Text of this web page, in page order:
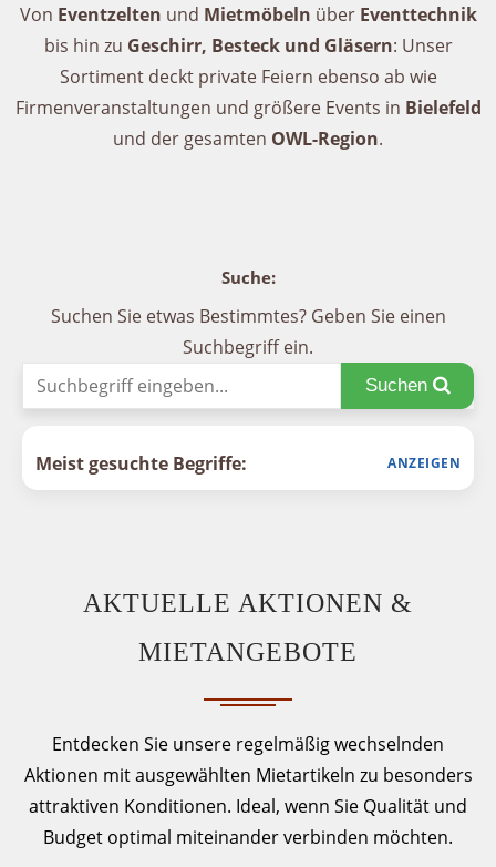
Von Eventzelten und Mietmöbeln über Eventtechnik
bis hin zu Geschirr, Besteck und Gläsern: Unser
Sortiment deckt private Feiern ebenso ab wie
Firmenveranstaltungen und größere Events in Bielefeld
und der gesamten OWL-Region.
Suche:
Suchen Sie etwas Bestimmtes? Geben Sie einen
Suchbegriff ein.
Suchen
Meist gesuchte Begriffe:
AKTUELLE AKTIONEN &
MIETANGEBOTE
Entdecken Sie unsere regelmäßig wechselnden
Aktionen mit ausgewählten Mietartikeln zu besonders
attraktiven Konditionen. Ideal, wenn Sie Qualität und
Budget optimal miteinander verbinden möchten.